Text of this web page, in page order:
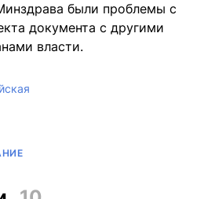
были проблемы с
документа с другими
власти.